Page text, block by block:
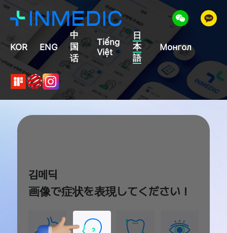
KOR ENG
中
国
话
Tiếng
Việt
日
本
語
Монгол